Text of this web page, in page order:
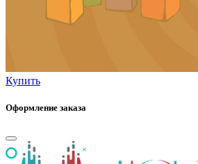
Купить
Оформление заказа